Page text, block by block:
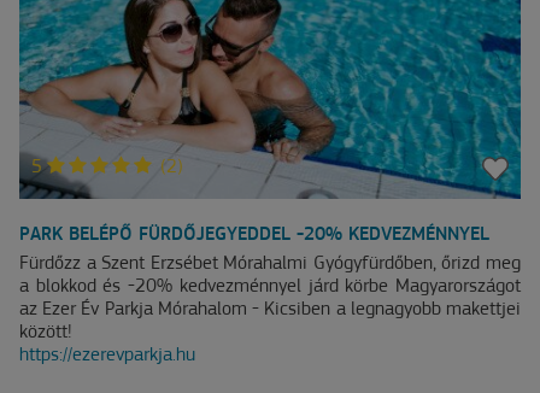
5 (2)
PARK BELÉPŐ FÜRDŐJEGYEDDEL -20% KEDVEZMÉNNYEL
Fürdőzz a Szent Erzsébet Mórahalmi Gyógyfürdőben, őrizd meg
a blokkod és -20% kedvezménnyel járd körbe Magyarországot
az Ezer Év Parkja Mórahalom - Kicsiben a legnagyobb makettjei
között!
https://ezerevparkja.hu